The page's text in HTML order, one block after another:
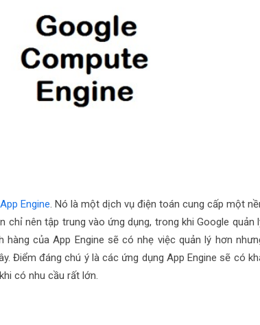
App Engine. Nó là một dịch vụ điện toán cung cấp một
nên tập trung vào ứng dụng, trong khi Google quản
của App Engine sẽ có nhẹ việc quản lý hơn
Điểm đáng chú ý là các ứng dụng App Engine sẽ có
có nhu cầu rất lớn.